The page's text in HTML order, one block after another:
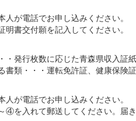
人が電話でお申し込みください。
明書交付願を記入してください。
発行枚数に応じた青森県収入証紙
類・・・運転免許証、健康保険証
人が電話でお申し込みください。
④を入れて郵送してください。届き